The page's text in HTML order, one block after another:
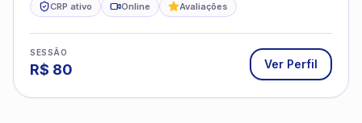
CRP ativo Online Avaliações
SESSÃO
R$ 80 Ver Perfil